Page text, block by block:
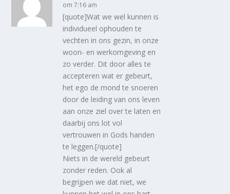
om 7:16 am
[quote]Wat we wel kunnen is
individueel ophouden te
vechten in ons gezin, in onze
woon- en werkomgeving en
zo verder. Dit door alles te
accepteren wat er gebeurt,
het ego de mond te snoeren
door de leiding van ons leven
aan onze ziel over te laten en
daarbij ons lot vol
vertrouwen in Gods handen
te leggen.[/quote]
Niets in de wereld gebeurt
zonder reden. Ook al
begrijpen we dat niet, we